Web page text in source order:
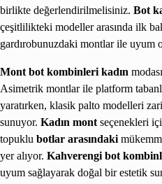
birlikte değerlendirilmelisiniz. Bot
çeşitlilikteki modeller arasında ilk
gardırobunuzdaki montlar ile uyum
Mont bot kombinleri kadın
Asimetrik montlar ile platform
yaratırken, klasik palto modelleri
sunuyor. Kadın mont seçenekleri
topuklu botlar arasındaki
yer alıyor. Kahverengi bot
uyum sağlayarak doğal bir estetik